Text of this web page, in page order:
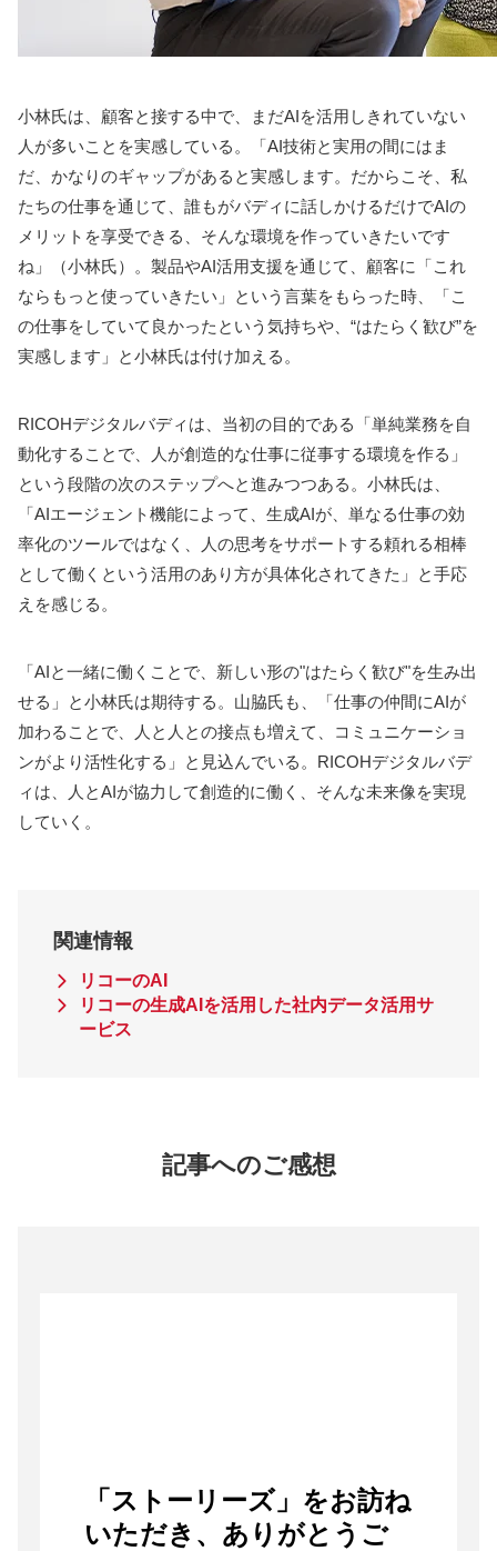
小林氏は、顧客と接する中で、まだAIを活用しきれていない
人が多いことを実感している。「AI技術と実用の間にはま
だ、かなりのギャップがあると実感します。だからこそ、私
たちの仕事を通じて、誰もがバディに話しかけるだけでAIの
メリットを享受できる、そんな環境を作っていきたいです
ね」（小林氏）。製品やAI活用支援を通じて、顧客に「これ
ならもっと使っていきたい」という言葉をもらった時、「こ
の仕事をしていて良かったという気持ちや、“はたらく歓び”を
実感します」と小林氏は付け加える。
RICOHデジタルバディは、当初の目的である「単純業務を自
動化することで、人が創造的な仕事に従事する環境を作る」
という段階の次のステップへと進みつつある。小林氏は、
「AIエージェント機能によって、生成AIが、単なる仕事の効
率化のツールではなく、人の思考をサポートする頼れる相棒
として働くという活用のあり方が具体化されてきた」と手応
えを感じる。
「AIと一緒に働くことで、新しい形の"はたらく歓び"を生み出
せる」と小林氏は期待する。山脇氏も、「仕事の仲間にAIが
加わることで、人と人との接点も増えて、コミュニケーショ
ンがより活性化する」と見込んでいる。RICOHデジタルバデ
ィは、人とAIが協力して創造的に働く、そんな未来像を実現
していく。
関連情報
リコーのAI
リコーの生成AIを活用した社内データ活用サ
ービス
記事へのご感想